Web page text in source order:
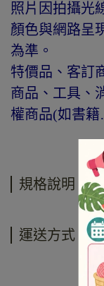
照片因拍攝光
顏色與網路呈
為準。
特價品、客訂
商品、工具、
權商品(如書
規格說明
運送方式